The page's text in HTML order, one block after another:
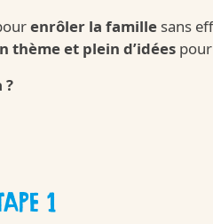
enrôler la famille sans
thème et plein d’idéespour
?
1